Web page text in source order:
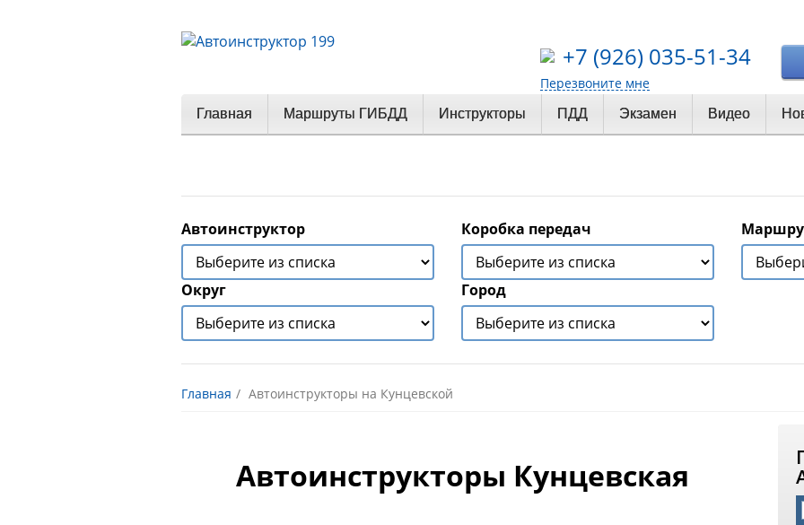
+7 (926) 035-51-34
Перезвоните мне
Главная Маршруты ГИБДД Инструкторы ПДД Экзамен Видео
Автоинструктор Коробка передач
Округ Город
Главная Автоинструкторы на Кунцевской
Автоинструкторы Кунцевская